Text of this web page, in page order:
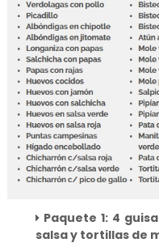
Paquete 1: 4
salsa y tortillas de